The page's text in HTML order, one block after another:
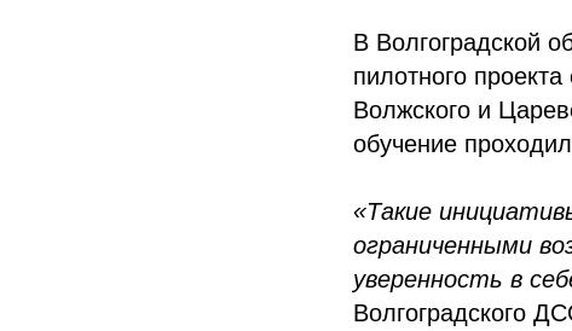
В Волгоградской
пилотного
Волжского и
обучение
«Такие
ограниченными
уверенность в
Волгоградского